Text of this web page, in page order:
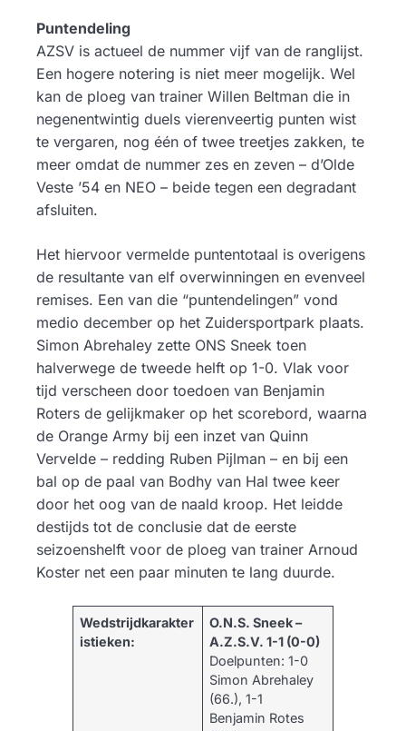
​Puntendeling
AZSV is actueel de nummer vijf van de ranglijst.
Een hogere notering is niet meer mogelijk. Wel
kan de ploeg van trainer Willen Beltman die in
negenentwintig duels vierenveertig punten wist
te vergaren, nog één of twee treetjes zakken, te
meer omdat de nummer zes en zeven – d’Olde
Veste ’54 en NEO – beide tegen een degradant
afsluiten.
Het hiervoor vermelde puntentotaal is overigens
de resultante van elf overwinningen en evenveel
remises. Een van die “puntendelingen” vond
medio december op het Zuidersportpark plaats.
Simon Abrehaley zette ONS Sneek toen
halverwege de tweede helft op 1-0. Vlak voor
tijd verscheen door toedoen van Benjamin
Roters de gelijkmaker op het scorebord, waarna
de Orange Army bij een inzet van Quinn
Vervelde – redding Ruben Pijlman – en bij een
bal op de paal van Bodhy van Hal twee keer
door het oog van de naald kroop. Het leidde
destijds tot de conclusie dat de eerste
seizoenshelft voor de ploeg van trainer Arnoud
Koster net een paar minuten te lang duurde.
Wedstrijdkarakter
istieken:
O.N.S. Sneek –
A.Z.S.V. 1-1 (0-0)
​Doelpunten: 1-0
Simon Abrehaley
(66.), 1-1
Benjamin Rotes